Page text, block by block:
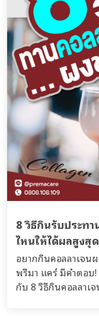
8 วิธีกินรับประท
ไหนให้ได้ผลสูงสุ
อยากกินคอลลาเจน
พรีมา แคร์ มีคำตอบ
กับ 8 วิธีกินคอลลาเ